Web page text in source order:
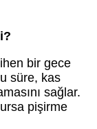
bir gece
süre, kas
sağlar.
pişirme